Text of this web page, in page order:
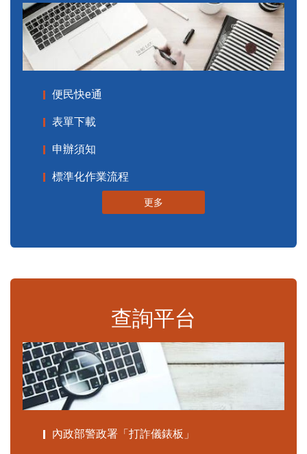
便民快e通
表單下載
申辦須知
標準化作業流程
更多
查詢平台
內政部警政署「打詐儀錶板」